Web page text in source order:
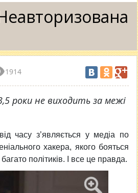
1914
роки не виходить за межі
часу з’являється у медіа по
хакера, якого бояться
політиків. І все це правда.